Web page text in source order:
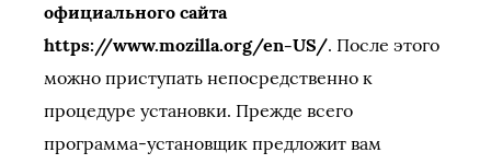
официального сайта
https://www.mozilla.org/en-US/. После этого
можно приступать непосредственно к
процедуре установки. Прежде всего
программа-установщик предложит вам